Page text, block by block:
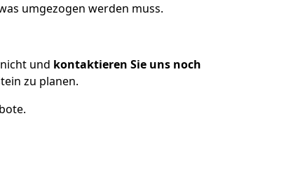
umgezogen werden muss.
und kontaktieren Sie uns noch
zu planen.